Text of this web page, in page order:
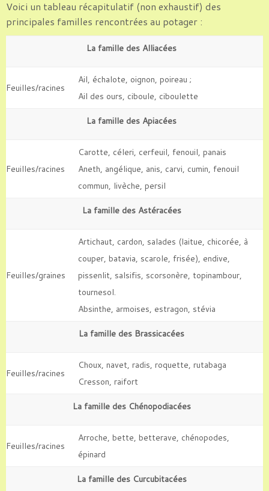
Voici un tableau récapitulatif (non exhaustif) des
principales familles rencontrées au potager :
La famille des Alliacées
Feuilles/racines
Ail, échalote, oignon, poireau ;
Ail des ours, ciboule, ciboulette
La famille des Apiacées
Feuilles/racines
Carotte, céleri, cerfeuil, fenouil, panais
Aneth, angélique, anis, carvi, cumin, fenouil
commun, livèche, persil
La famille des Astéracées
Feuilles/graines
Artichaut, cardon, salades (laitue, chicorée, à
couper, batavia, scarole, frisée), endive,
pissenlit, salsifis, scorsonère, topinambour,
tournesol.
Absinthe, armoises, estragon, stévia
La famille des Brassicacées
Feuilles/racines
Choux, navet, radis, roquette, rutabaga
Cresson, raifort
La famille des Chénopodiacées
Feuilles/racines
Arroche, bette, betterave, chénopodes,
épinard
La famille des Curcubitacées